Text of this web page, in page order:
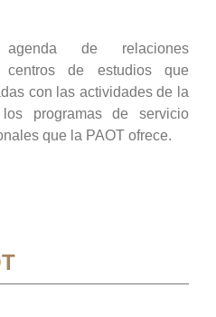
de relaciones
centros de estudios que
con las actividades de la
los programas de servicio
que la PAOT ofrece.